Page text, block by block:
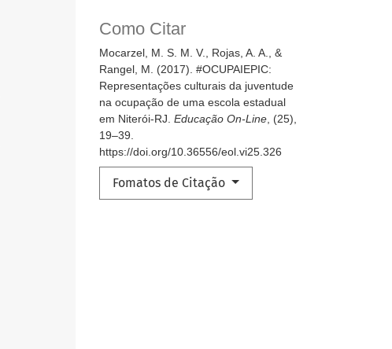
Como Citar
Mocarzel, M. S. M. V., Rojas, A. A., &
Rangel, M. (2017). #OCUPAIEPIC:
Representações culturais da juventude
na ocupação de uma escola estadual
em Niterói-RJ. Educação On-Line, (25),
19–39.
https://doi.org/10.36556/eol.vi25.326
Fomatos de Citação